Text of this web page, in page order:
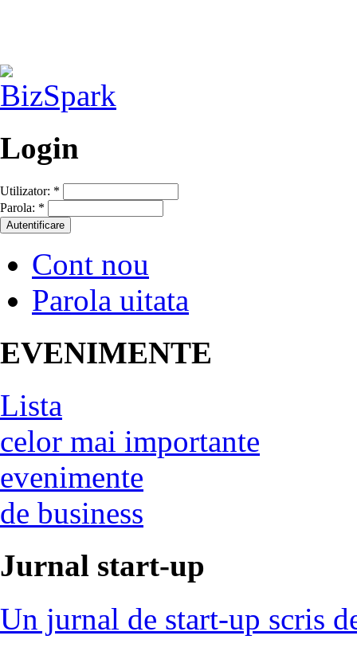
Login
Utilizator: *
Parola: *
Cont nou
Parola uitata
EVENIMENTE
Lista
celor mai importante
evenimente
de business
Jurnal start-up
Un jurnal de start-up scris